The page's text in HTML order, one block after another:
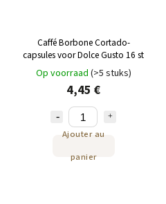
Caffé Borbone Cortado-
capsules voor Dolce Gusto 16 st
Op voorraad (>5 stuks)
4,45 €
Ajouter au
panier